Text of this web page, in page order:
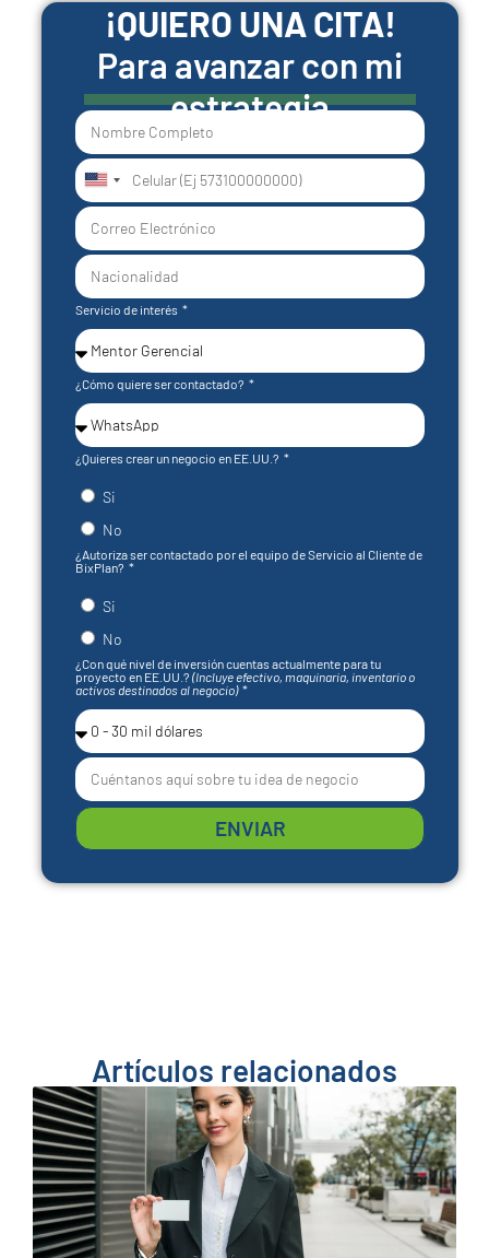
¡QUIERO UNA CITA!
Para avanzar con mi
estrategia
United
States
+1
Servicio de interés
¿Cómo quiere ser contactado?
¿Quieres crear un negocio en EE.UU.?
Si
No
¿Autoriza ser contactado por el equipo de Servicio al Cliente de
BixPlan?
Si
No
¿Con qué nivel de inversión cuentas actualmente para tu
proyecto en EE.UU.? (Incluye efectivo, maquinaria, inventario o
activos destinados al negocio)
ENVIAR
Artículos relacionados